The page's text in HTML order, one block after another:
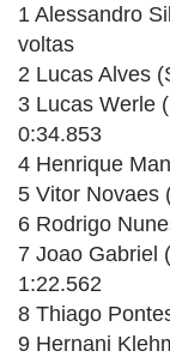
1 Alessandro
voltas
2 Lucas Alves
3 Lucas Werle
0:34.853
4 Henrique
5 Vitor Novaes
6 Rodrigo
7 Joao Gabriel
1:22.562
8 Thiago
9 Hernani